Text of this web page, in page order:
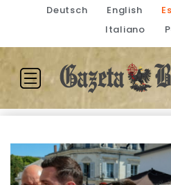
Deutsch English
Italiano